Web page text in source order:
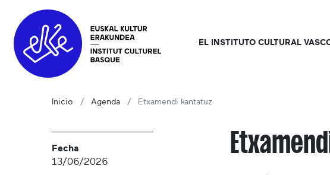
EL INSTITUTO CULTURAL
Inicio Agenda Etxamendi kantatuz
Fecha
13/06/2026